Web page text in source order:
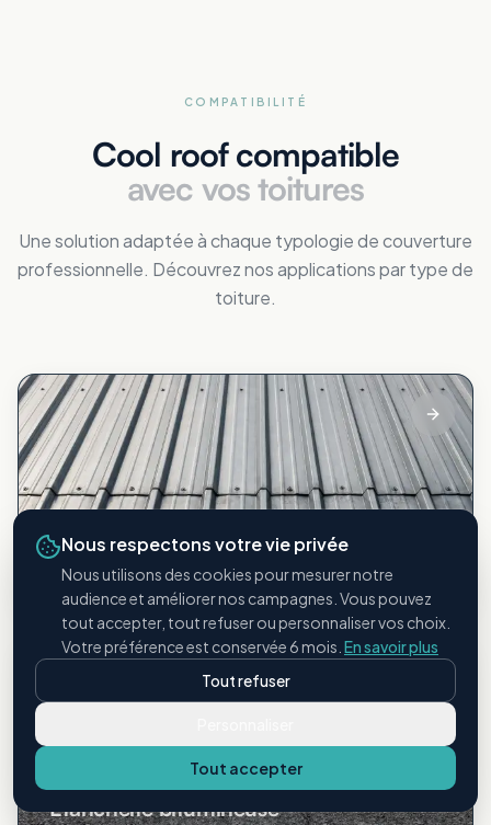
COMPATIBILITÉ
Cool roof compatible
avec vos toitures
Une solution adaptée à chaque typologie de couverture
professionnelle. Découvrez nos applications par type de
toiture.
Bac acier
Toitures métalliques industrielles
Étanchéité bitumineuse
Nous respectons votre vie privée
Nous utilisons des cookies pour mesurer notre
audience et améliorer nos campagnes. Vous pouvez
tout accepter, tout refuser ou personnaliser vos choix.
Votre préférence est conservée 6 mois. En savoir plus
Tout refuser
Tout accepter